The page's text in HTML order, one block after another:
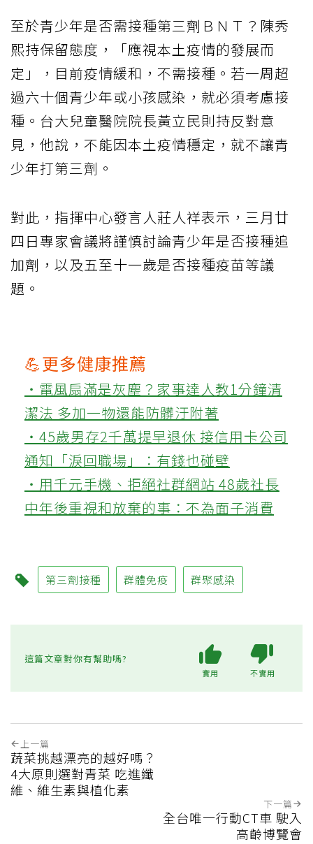
至於青少年是否需接種第三劑ＢＮＴ？陳秀
熙持保留態度，「應視本土疫情的發展而
定」，目前疫情緩和，不需接種。若一周超
過六十個青少年或小孩感染，就必須考慮接
種。台大兒童醫院院長黃立民則持反對意
見，他說，不能因本土疫情穩定，就不讓青
少年打第三劑。
對此，指揮中心發言人莊人祥表示，三月廿
四日專家會議將謹慎討論青少年是否接種追
加劑，以及五至十一歲是否接種疫苗等議
題。
💪更多健康推薦
‧電風扇滿是灰塵？家事達人教1分鐘清
潔法 多加一物還能防髒汙附著
‧45歲男存2千萬提早退休 接信用卡公司
通知「淚回職場」：有錢也碰壁
‧用千元手機、拒絕社群網站 48歲社長
中年後重視和放棄的事：不為面子消費
第三劑接種 群體免疫 群聚感染
這篇文章對你有幫助嗎?
實用 不實用
上一篇
蔬菜挑越漂亮的越好嗎？
4大原則選對青菜 吃進纖
維、維生素與植化素
下一篇
全台唯一行動CT車 駛入
高齡博覽會